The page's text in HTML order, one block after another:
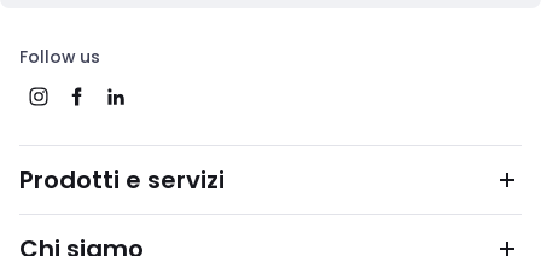
Follow us
Prodotti e servizi
Chi siamo